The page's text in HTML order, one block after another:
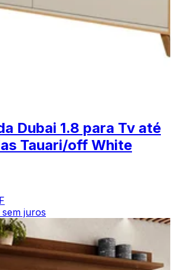
Dubai 1.8 para Tv até
Tauari/off White
sem juros